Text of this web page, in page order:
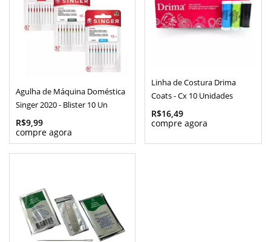
Agulha de Máquina Doméstica
Singer 2020 - Blister 10 Un
R$9,99
Linha de Costura Drima
Coats - Cx 10 Unidades
R$16,49